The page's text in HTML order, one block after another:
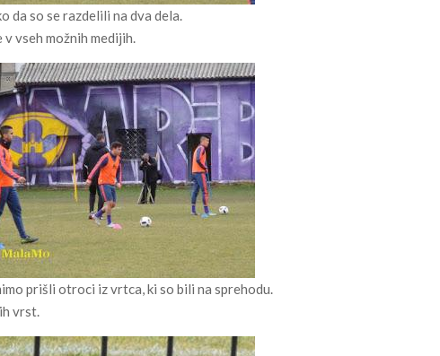
da so se razdelili na dva dela.
vseh možnih medijih.
prišli otroci iz vrtca, ki so bili na sprehodu.
vrst.